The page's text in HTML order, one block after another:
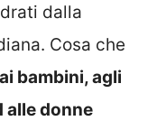
dalla
Cosa che
ai bambini, agli
alle donne